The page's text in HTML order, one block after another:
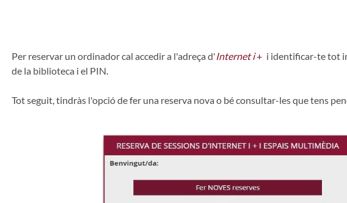
Per reservar un ordinador cal accedir a l'adreça d'Internet i+ i identificar-te tot
de la biblioteca i el PIN.
Tot seguit, tindràs l'opció de fer una reserva nova o bé consultar-les que tens